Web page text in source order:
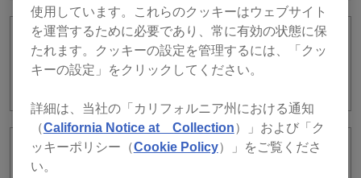
今まで使っていたUSBストレージデバイ
スのライブラリを、デバイスライブラリ
プラスに変換することはできますか？
どのDJ機器が、デバイスライブラリプラ
使用しています。これらのクッキーはウェブサイト
を運営するために必要であり、常に有効の状態に保
たれます。クッキーの設定を管理するには、「クッ
キーの設定」をクリックしてください。
詳細は、当社の「カリフォルニア州における通知
（California Notice at Collection）」および「ク
ッキーポリシー（Cookie Policy）」をご覧くださ
い。